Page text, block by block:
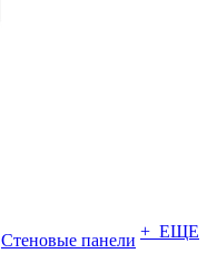
Стеновые панели + ЕЩЕ